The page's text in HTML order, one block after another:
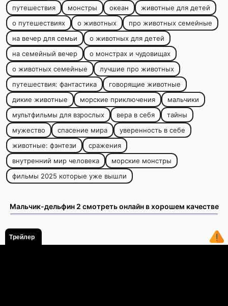
путешествия
монстры океан
животные для детей
о путешествиях
о животных
про животных семейные
на вечер для семьи
о животных для детей
на семейный вечер
о монстрах и чудовищах
о животных семейные
лучшие про животных
путешествия: фантастика
говорящие животные
дикие животные
морские приключения
мальчики
мультфильмы для взрослых
вера в себя
тайны
мужество
спасение мира
уверенность в себе
животные: фэнтези
сражения
внутренний мир человека
морские монстры
фильмы 2025 которые уже вышли
Мальчик-дельфин 2 смотреть онлайн в хорошем качестве
Трейлер